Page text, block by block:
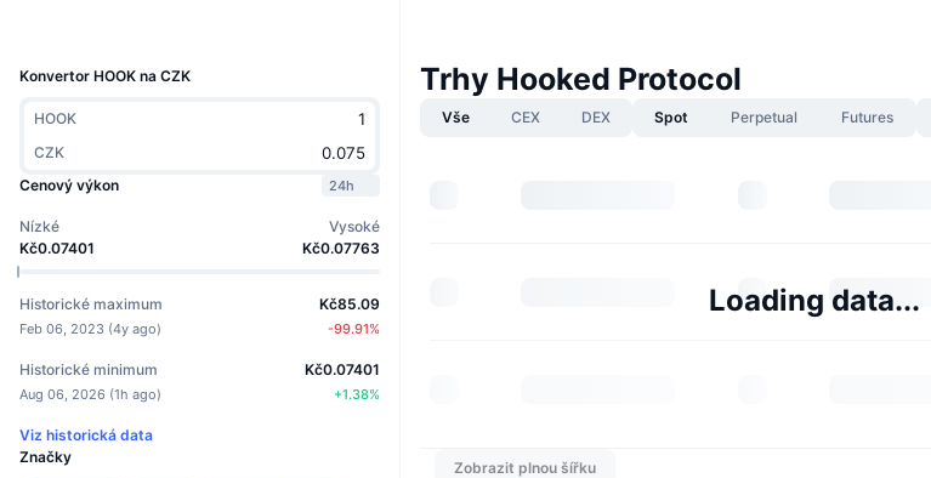
Konvertor HOOK na CZK
HOOK
CZK
Cenový výkon
24h
Nízké
Kč0.07401
Vysoké
Kč0.07763
Historické maximum
Feb 06, 2023 (4y ago)
Kč85.09
-99.91%
Historické minimum
Aug 06, 2026 (1h ago)
Kč0.07401
+1.38%
Viz historická data
Značky
Trhy Hooked Protocol
Vše CEX DEX Spot Perpetual Futures
Loading data...
Zobrazit plnou šířku